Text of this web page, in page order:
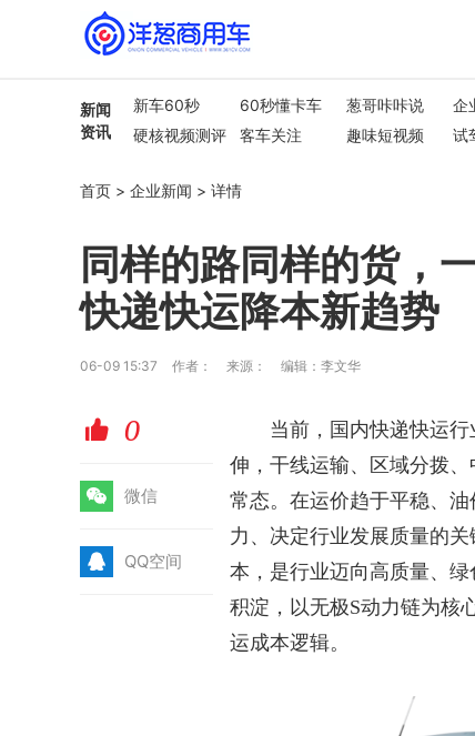
新闻
资讯
新车60秒 60秒懂卡车 葱哥咔咔说
企
硬核视频测评
客车关注 趣味短视频
试
首页 > 企业新闻 > 详情
同样的路同样的货，
快递快运降本新趋势
06-09 15:37 作者： 来源： 编辑：李文华
赞 0
微 微信
Q QQ空间
当前，国内快递快运
伸，干线运输、区域分拨
常态。在运价趋于平稳、
力、决定行业发展质量的
本，是行业迈向高质量、
积淀，以无极S动力链为核
运成本逻辑。